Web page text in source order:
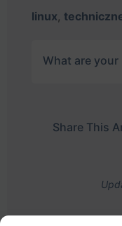
linux,
What are your
Share This